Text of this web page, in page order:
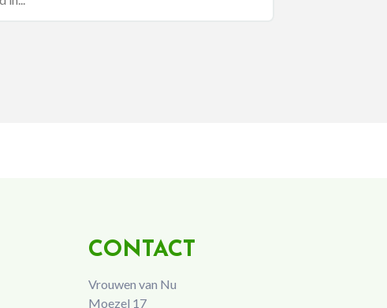
CONTACT
Vrouwen van Nu
Moezel 17